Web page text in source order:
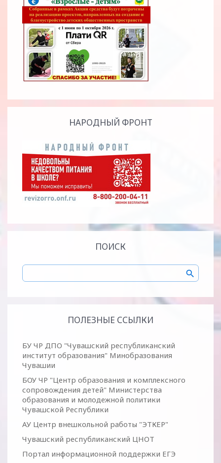
НАРОДНЫЙ ФРОНТ
ПОИСК
ПОЛЕЗНЫЕ ССЫЛКИ
БУ ЧР ДПО "Чувашский республиканский
институт образования" Минобразования
Чувашии
БОУ ЧР "Центр образования и комплексного
сопровождения детей" Министерства
образования и молодежной политики
Чувашской Республики
АУ Центр внешкольной работы "ЭТКЕР"
Чувашский республиканский ЦНОТ
Портал информационной поддержки ЕГЭ